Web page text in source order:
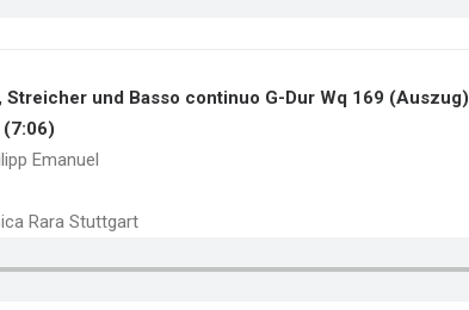
und Basso continuo G-Dur Wq 169 (Auszug)
(7:06)
Emanuel
Rara Stuttgart